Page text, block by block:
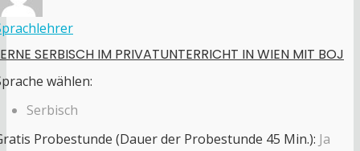
SERBISCH IM PRIVATUNTERRICHT IN WIEN MIT BOJ
wählen:
Serbisch
Probestunde (Dauer der Probestunde 45 Min.): Ja